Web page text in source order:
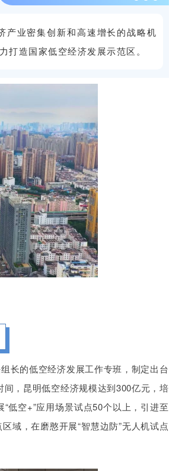
产业密集创新和高速增长的战略机
造国家低空经济发展示范区。
长的低空经济发展工作专班，制定出台
间，昆明低空经济规模达到300亿元，培
低空+”应用场景试点50个以上，引进至
域，在磨憨开展“智慧边防”无人机试点